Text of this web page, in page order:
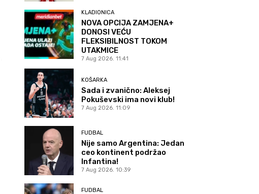
KLADIONICA
NOVA OPCIJA ZAMJENA+
DONOSI VEĆU
FLEKSIBILNOST TOKOM
UTAKMICE
7 Aug 2026. 11:41
KOŠARKA
Sada i zvanično: Aleksej
Pokuševski ima novi klub!
7 Aug 2026. 11:09
FUDBAL
Nije samo Argentina: Jedan
ceo kontinent podržao
Infantina!
7 Aug 2026. 10:39
FUDBAL